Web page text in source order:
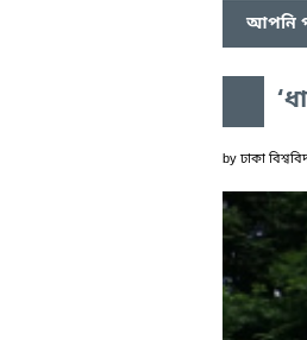
আপনি
by ঢাকা